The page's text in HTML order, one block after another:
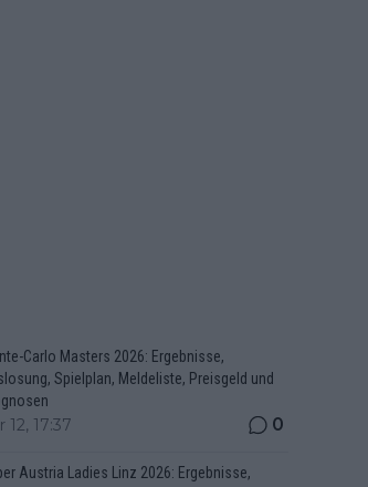
Carlo Masters 2026: Ergebnisse,
Spielplan, Meldeliste, Preisgeld und
12, 17:37 0
Austria Ladies Linz 2026: Ergebnisse,